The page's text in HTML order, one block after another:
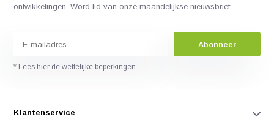
ontwikkelingen. Word lid van onze maandelijkse nieuwsbrief:
Abonneer
* Lees hier de wettelijke beperkingen
Klantenservice